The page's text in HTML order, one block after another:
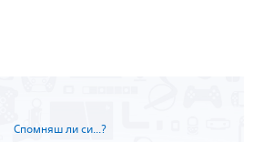
Спомняш ли си...?